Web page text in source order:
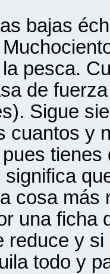
bajas
pesca.
de
Sigue
cuantos y
significa
cosa más
una ficha
reduce y
todo y